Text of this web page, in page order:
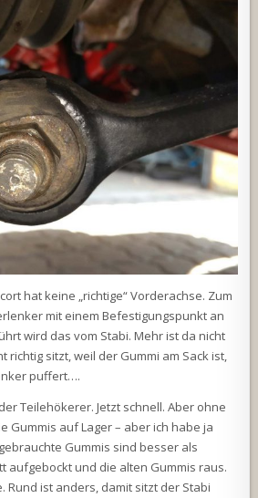
hat keine „richtige“ Vorderachse. Zum
mit einem Befestigungspunkt an
wird das vom Stabi. Mehr ist da nicht
richtig sitzt, weil der Gummi am Sack ist,
puffert….
Teilehökerer. Jetzt schnell. Aber ohne
Gummis auf Lager – aber ich habe ja
Gummis sind besser als
aufgebockt und die alten Gummis raus.
Rund ist anders, damit sitzt der Stabi